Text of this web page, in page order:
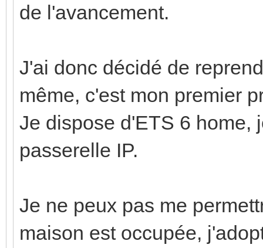
de l'avancement.
J'ai donc décidé de
même, c'est mon premier
Je dispose d'ETS 6 home,
passerelle IP.
Je ne peux pas me
maison est occupée,